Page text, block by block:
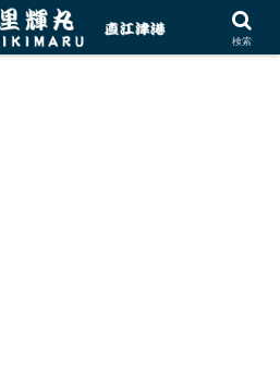
検索